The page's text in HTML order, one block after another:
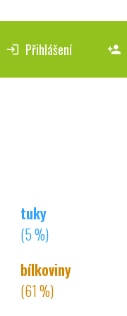
login Přihlášení person_add
tuky
(5 %)
bílkoviny
(61 %)